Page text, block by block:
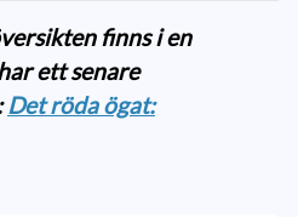
finns i en
ett senare
Det röda ögat: